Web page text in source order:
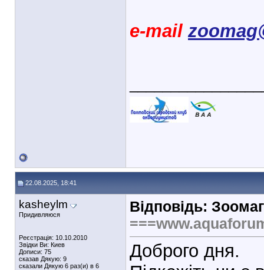
e-mail
22.08.2025, 18:41
kasheylm
Придивляюся
Реєстрація: 10.10.2010
Звідки Ви: Киев
Дописи: 75
сказав Дякую: 9
сказали Дякую 6 раз(и) в 6
Відповідь:
Доброго дня.